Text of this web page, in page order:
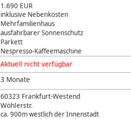
1.690 EUR
inklusive Nebenkosten
Mehrfamilienhaus
ausfahrbarer Sonnenschutz
Parkett
Nespresso-Kaffeemaschine
Aktuell nicht verfügbar
3 Monate
60323 Frankfurt-Westend
Wöhlerstr.
ca. 900m westlich der Innenstadt